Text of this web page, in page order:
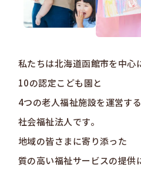
私たちは北海道函館市を中心
10の認定こども園と
4つの老人福祉施設を運営する
社会福祉法人です。
地域の皆さまに寄り添った
質の高い福祉サービスの提供